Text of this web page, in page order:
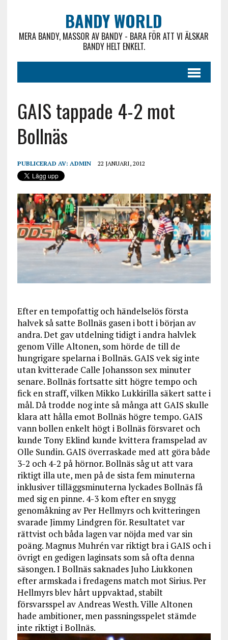
BANDY WORLD
MERA BANDY, MASSOR AV BANDY - BARA FÖR ATT VI ÄLSKAR
BANDY HELT ENKELT.
GAIS tappade 4-2 mot
Bollnäs
PUBLICERAD AV: ADMIN 22 JANUARI, 2012
Efter en tempofattig och händelselös första
halvek så satte Bollnäs gasen i bott i början av
andra. Det gav utdelning tidigt i andra halvlek
genom Ville Altonen, som hörde de till de
hungrigare spelarna i Bollnäs. GAIS vek sig inte
utan kvitterade Calle Johansson sex minuter
senare. Bollnäs fortsatte sitt högre tempo och
fick en straff, vilken Mikko Lukkirilla säkert satte i
mål. Då trodde nog inte så många att GAIS skulle
klara att hålla emot Bollnäs högre tempo. GAIS
vann bollen enkelt högt i Bollnäs försvaret och
kunde Tony Eklind kunde kvittera framspelad av
Olle Sundin. GAIS överraskade med att göra både
3-2 och 4-2 på hörnor. Bollnäs såg ut att vara
riktigt illa ute, men på de sista fem minuterna
inklusiver tilläggsminuterna lyckades Bollnäs få
med sig en pinne. 4-3 kom efter en snygg
genomåkning av Per Hellmyrs och kvitteringen
svarade Jimmy Lindgren för. Resultatet var
rättvist och båda lagen var nöjda med var sin
poäng. Magnus Muhrén var riktigt bra i GAIS och i
övrigt en gedigen laginsats som så ofta denna
säsongen. I Bollnäs saknades Juho Liukkonen
efter armskada i fredagens match mot Sirius. Per
Hellmyrs blev hårt uppvaktad, stabilt
försvarsspel av Andreas Westh. Ville Altonen
hade ambitioner, men passningsspelet stämde
inte riktigt i Bollnäs.